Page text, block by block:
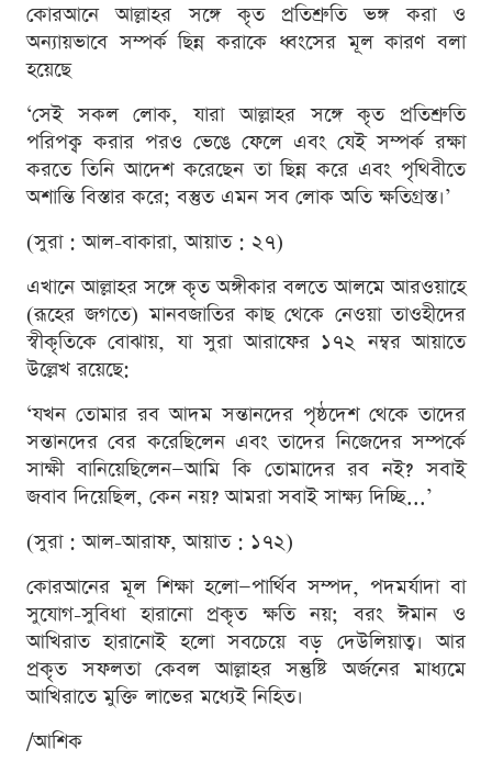
কোরআনে আল্লাহর সঙ্গে কৃত প্রতিশ্রুতি ভঙ্গ করা ও
অন্যায়ভাবে সম্পর্ক ছিন্ন করাকে ধ্বংসের মূল কারণ বলা
হয়েছে
‘সেই সকল লোক, যারা আল্লাহর সঙ্গে কৃত প্রতিশ্রুতি
পরিপক্ব করার পরও ভেঙে ফেলে এবং যেই সম্পর্ক রক্ষা
করতে তিনি আদেশ করেছেন তা ছিন্ন করে এবং পৃথিবীতে
অশান্তি বিস্তার করে; বস্তুত এমন সব লোক অতি ক্ষতিগ্রস্ত।’
(সুরা : আল-বাকারা, আয়াত : ২৭)
এখানে আল্লাহর সঙ্গে কৃত অঙ্গীকার বলতে আলমে আরওয়াহে
(রূহের জগতে) মানবজাতির কাছ থেকে নেওয়া তাওহীদের
স্বীকৃতিকে বোঝায়, যা সুরা আরাফের ১৭২ নম্বর আয়াতে
উল্লেখ রয়েছে:
‘যখন তোমার রব আদম সন্তানদের পৃষ্ঠদেশ থেকে তাদের
সন্তানদের বের করেছিলেন এবং তাদের নিজেদের সম্পর্কে
সাক্ষী বানিয়েছিলেন—আমি কি তোমাদের রব নই? সবাই
জবাব দিয়েছিল, কেন নয়? আমরা সবাই সাক্ষ্য দিচ্ছি...’
(সুরা : আল-আরাফ, আয়াত : ১৭২)
কোরআনের মূল শিক্ষা হলো—পার্থিব সম্পদ, পদমর্যাদা বা
সুযোগ-সুবিধা হারানো প্রকৃত ক্ষতি নয়; বরং ঈমান ও
আখিরাত হারানোই হলো সবচেয়ে বড় দেউলিয়াত্ব। আর
প্রকৃত সফলতা কেবল আল্লাহর সন্তুষ্টি অর্জনের মাধ্যমে
আখিরাতে মুক্তি লাভের মধ্যেই নিহিত।
/আশিক